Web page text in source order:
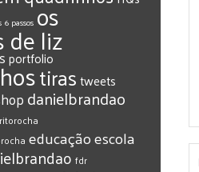
6 passos os
de liz
portfolio
tirastweets
‎danielbrandao‬
‎educação‎escola
‎fdr